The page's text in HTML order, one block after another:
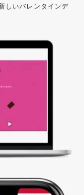
しいバレンタインデ